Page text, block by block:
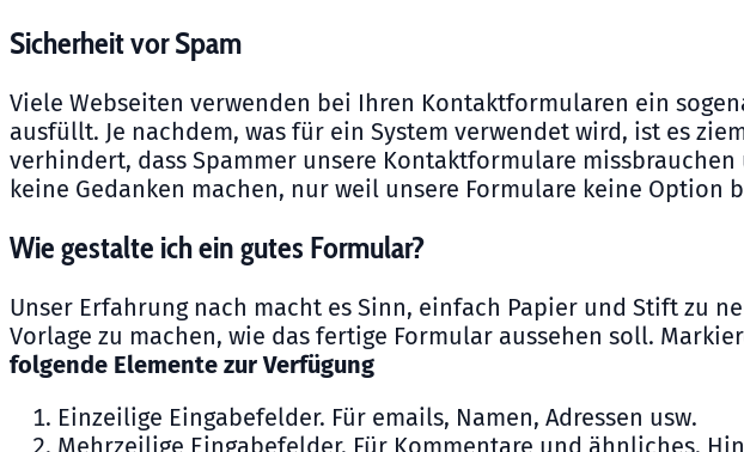
Sicherheit vor Spam
Viele Webseiten verwenden bei Ihren Kontaktformularen ein
ausfüllt. Je nachdem, was für ein System verwendet wird, ist es
verhindert, dass Spammer unsere Kontaktformulare
keine Gedanken machen, nur weil unsere Formulare keine Option
Wie gestalte ich ein gutes Formular?
Unser Erfahrung nach macht es Sinn, einfach Papier und Stift zu
Vorlage zu machen, wie das fertige Formular aussehen soll.
folgende Elemente zur Verfügung
Einzeilige Eingabefelder. Für emails, Namen, Adressen usw.
Mehrzeilige Eingabefelder. Für Kommentare und ähnliches.